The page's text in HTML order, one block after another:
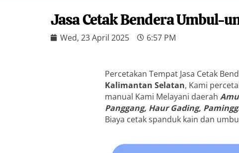
Jasa Cetak Bendera Umbul-
Wed, 23 April 2025 6:57 PM
Percetakan Tempat Jasa Cetak
Kalimantan Selatan, Kami
manual Kami Melayani daerah
Panggang, Haur Gading,
Biaya cetak spanduk kain dan